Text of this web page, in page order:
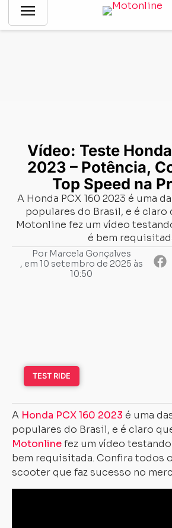
menu
Notícias -Vídeo: Teste
Vídeo: Teste
2023 – Potência,
Top Speed na
A Honda PCX 160 2023 é uma
populares do Brasil, e é claro
Motonline fez um vídeo
é bem
PorMarcela Gonçalves
, em 10 setembro de 2025 às
10:50
TEST RIDE
A Honda PCX 160 2023 é uma
populares do Brasil, e é claro
Motonlinefez um vídeo
bem requisitada. Confira todos
scooter que faz sucesso no